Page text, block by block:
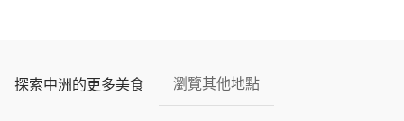
探索中洲的更多美食 瀏覽其他地點